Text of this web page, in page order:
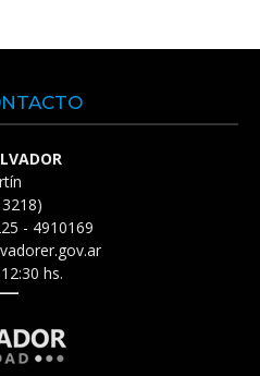
- 4910169
hs.